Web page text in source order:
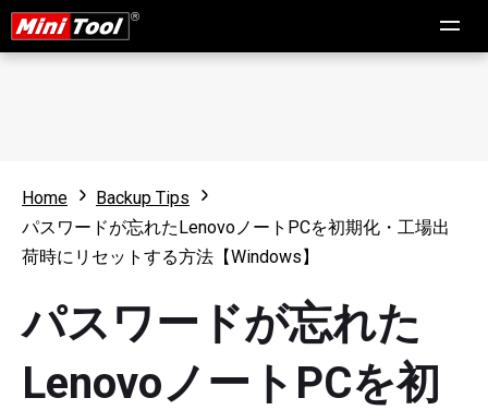
Home
Backup Tips
パスワードが忘れたLenovoノートPCを初期化・工場出
荷時にリセットする方法【Windows】
パスワードが忘れた
LenovoノートPCを初